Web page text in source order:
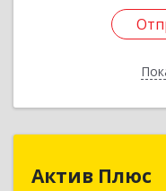
Актив Плюс